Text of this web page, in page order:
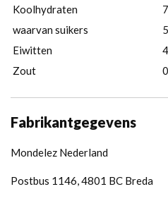
Koolhydraten
waarvan suikers
Eiwitten
Zout
Fabrikantgegevens
Mondelez Nederland
Postbus 1146, 4801 BC Breda